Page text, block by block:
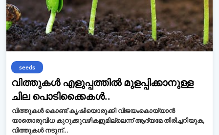
seeds
വിത്തുകള്‍ എളുപ്പത്തില്‍ മുളപ്പിക്കാനുള്ള
ചില പൊടിക്കൈകള്‍..
വിത്തുകള്‍ കൊണ്ട് കൃഷിയൊരുക്കി വിജയംകൊയ്യാന്‍
യാതൊരുവിധ കുറുക്കുവഴികളുമില്ലെന്ന് ആദ്യമേ തിരിച്ചറിയുക,
വിത്തുകള്‍ നടുന്…